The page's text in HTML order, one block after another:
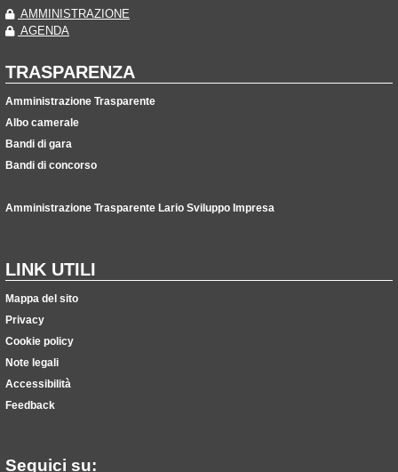
AMMINISTRAZIONE
AGENDA
TRASPARENZA
Amministrazione Trasparente
Albo camerale
Bandi di gara
Bandi di concorso
Amministrazione Trasparente Lario Sviluppo Impresa
LINK UTILI
Mappa del sito
Privacy
Cookie policy
Note legali
Accessibilità
Feedback
Seguici su: